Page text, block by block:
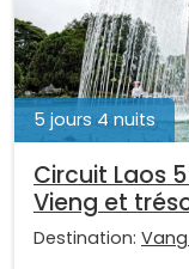
5 jours 4 nuits
Circuit Laos
Vieng et
Destination: